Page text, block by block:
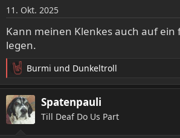
n
e
n
:
11. Okt. 2025
Kann meinen Klenkes auch auf ein
legen.
R
e
a
k
t
Burmi und Dunkeltroll
Spatenpauli
Till Deaf Do Us Part